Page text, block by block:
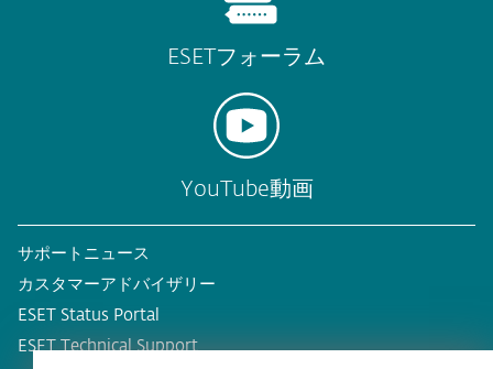
ESETフォーラム
YouTube動画
サポートニュース
カスタマーアドバイザリー
ESET Status Portal
ESET Technical Support